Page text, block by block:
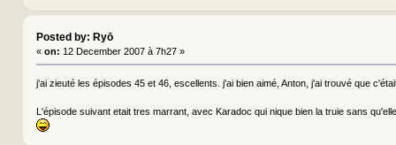
Posted by: Ryō
« on: 12 December 2007 à 7h27 »
j'ai zieuté les épisodes 45 et 46, escellents. j'ai bien aimé, Anton, j'ai trouvé que
L'épisode suivant etait tres marrant, avec Karadoc qui nique bien la truie sans